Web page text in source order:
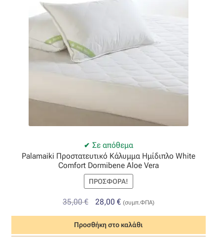
Ταφτάς (ταυτάς)
Ταφτάς μεταξωτός
Τρεβίρα
Υφαντό
Φιλ-κουπέ
Σε απόθεμα
Palamaiki Προστατευτικό Κάλυμμα Ημίδιπλο White
Comfort Dormibene Aloe Vera
ΠΡΟΣΦΟΡΆ!
35,00€
Original
price
was:
28,00 €Η
τρέχουσα
τιμή
(συμπ.ΦΠΑ)
Προσθήκη στο καλάθι